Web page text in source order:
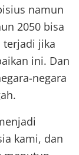
namun
2050 bisa
terjadi jika
ini. Dan
negara
kami, dan